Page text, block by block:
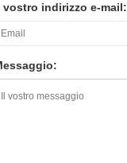
vostro indirizzo e-mail: